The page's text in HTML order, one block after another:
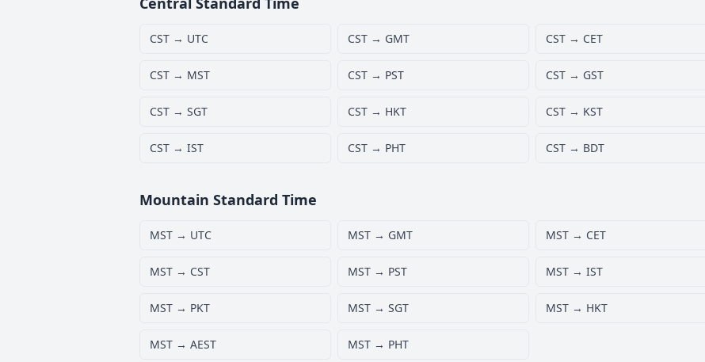
CST → UTC CST → GMT CST → CET
CST → MST CST → PST CST → GST
CST → SGT CST → HKT CST → KST
CST → IST CST → PHT CST → BDT
Mountain Standard Time
MST → UTC MST → GMT MST → CET
MST → CST MST → PST MST → IST
MST → PKT MST → SGT MST → HKT
MST → AEST MST → PHT